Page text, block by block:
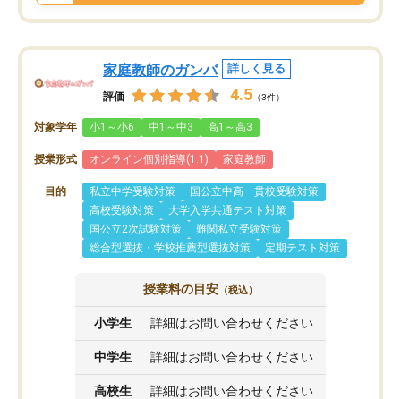
家庭教師のガンバ 詳しく見る
評価 4.5 （3件）
対象学年 小1～小6 中1～中3 高1～高3
授業形式 オンライン個別指導(1:1) 家庭教師
目的 私立中学受験対策
国公立中高一貫校受験対策
高校受験対策
大学入学共通テスト対策
国公立2次試験対策
難関私立受験対策
総合型選抜・学校推薦型選抜対策
定期テスト対策
授業料の目安 （税込）
小学生 詳細はお問い合わせください
中学生 詳細はお問い合わせください
高校生 詳細はお問い合わせください